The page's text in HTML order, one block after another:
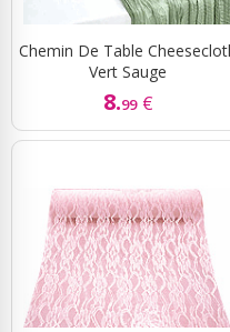
Chemin De Table
Vert Sauge
8.99 €